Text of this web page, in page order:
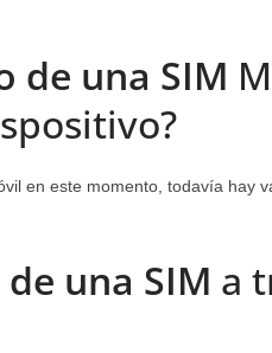
de una SIM
en este momento, todavía hay
una SIM a